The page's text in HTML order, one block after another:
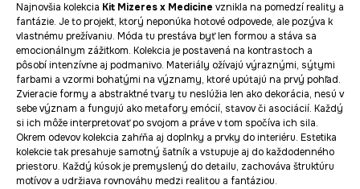
Najnovšia kolekcia Kit Mizeres x Medicine vznikla na pomedzí reality a
fantázie. Je to projekt, ktorý neponúka hotové odpovede, ale pozýva k
vlastnému prežívaniu. Móda tu prestáva byť len formou a stáva sa
emocionálnym zážitkom. Kolekcia je postavená na kontrastoch a
pôsobí intenzívne aj podmanivo. Materiály ožívajú výraznými, sýtymi
farbami a vzormi bohatými na významy, ktoré upútajú na prvý pohľad.
Zvieracie formy a abstraktné tvary tu neslúžia len ako dekorácia, nesú v
sebe význam a fungujú ako metafory emócií, stavov či asociácií. Každý
si ich môže interpretovať po svojom a práve v tom spočíva ich sila.
Okrem odevov kolekcia zahŕňa aj doplnky a prvky do interiéru. Estetika
kolekcie tak presahuje samotný šatník a vstupuje aj do každodenného
priestoru. Každý kúsok je premyslený do detailu, zachováva štruktúru
motívov a udržiava rovnováhu medzi realitou a fantáziou.